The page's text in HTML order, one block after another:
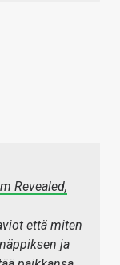
Revealed,
että miten
ja